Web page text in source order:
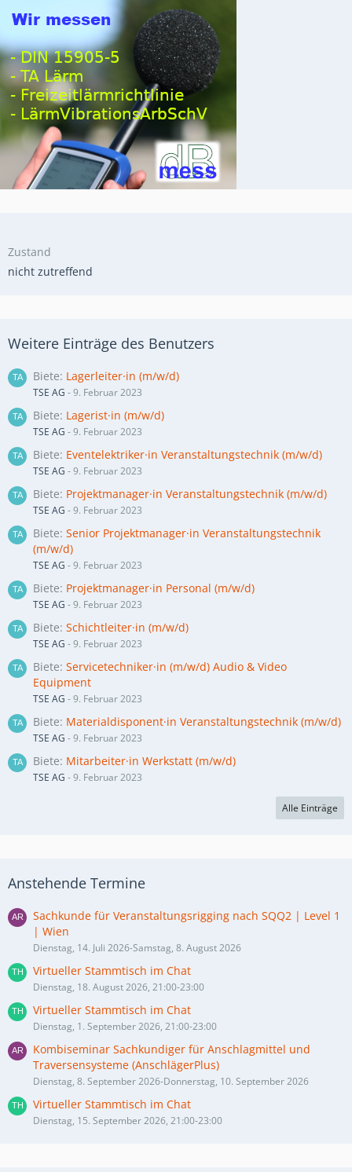
Zustand
nicht zutreffend
Weitere Einträge des Benutzers
Biete Lagerleiter·in (m/w/d)
TSE AG -9. Februar 2023
Biete Lagerist·in (m/w/d)
TSE AG -9. Februar 2023
Biete Eventelektriker·in Veranstaltungstechnik (m/w/d)
TSE AG -9. Februar 2023
Biete Projektmanager·in Veranstaltungstechnik (m/w/d)
TSE AG -9. Februar 2023
Biete Senior Projektmanager·in Veranstaltungstechnik
(m/w/d)
TSE AG -9. Februar 2023
Biete Projektmanager·in Personal (m/w/d)
TSE AG -9. Februar 2023
Biete Schichtleiter·in (m/w/d)
TSE AG -9. Februar 2023
Biete Servicetechniker·in (m/w/d) Audio & Video
Equipment
TSE AG -9. Februar 2023
Biete Materialdisponent·in Veranstaltungstechnik (m/w/d)
TSE AG -9. Februar 2023
Biete Mitarbeiter·in Werkstatt (m/w/d)
TSE AG -9. Februar 2023
Alle Einträge
Anstehende Termine
Sachkunde für Veranstaltungsrigging nach SQQ2 | Level 1
| Wien
Dienstag, 14. Juli 2026-Samstag, 8. August 2026
Virtueller Stammtisch im Chat
Dienstag, 18. August 2026, 21:00-23:00
Virtueller Stammtisch im Chat
Dienstag, 1. September 2026, 21:00-23:00
Kombiseminar Sachkundiger für Anschlagmittel und
Traversensysteme (AnschlägerPlus)
Dienstag, 8. September 2026-Donnerstag, 10. September 2026
Virtueller Stammtisch im Chat
Dienstag, 15. September 2026, 21:00-23:00